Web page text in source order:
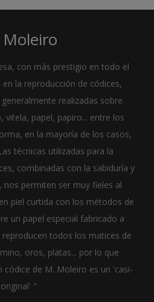
con más prestigio en todo el
la reproducción de códices,
realizadas sobre
vitela, papel, papiro... entre los
en la mayoría de los casos,
técnicas utilizadas para la
combinadas con la sabiduría y
nos permiten ser muy fieles al
piel curtida con los métodos de
un papel especial fabricado a
todos los matices de
oros, platas... por lo que
de M. Moleiro es un 'casi-
original' "